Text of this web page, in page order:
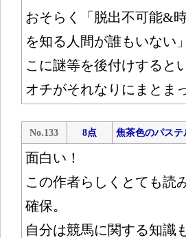
おそらく「脱出不可能&
を知る人間が誰もいない
こに謎等を後付けすると
オチがそれなりにまとま
No.133 8点 焦茶色のパステ
面白い！
この作者らしくとても読
確保。
自分は競馬に関する知識